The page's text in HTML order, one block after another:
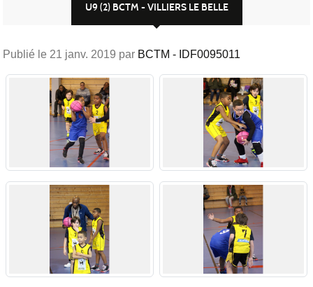
U9 (2) BCTM - VILLIERS LE BELLE
Publié le 21 janv. 2019 par BCTM - IDF0095011